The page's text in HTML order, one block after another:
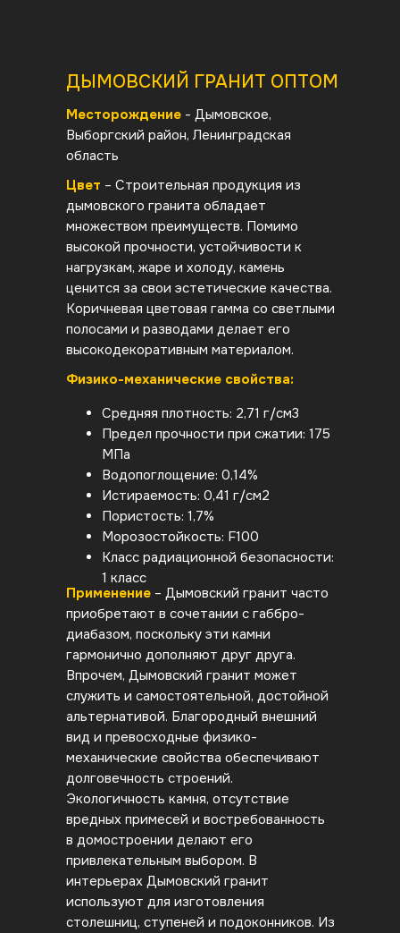
ДЫМОВСКИЙ ГРАНИТ ОПТОМ
Цвет – Строительная продукция из
дымовского гранита обладает
множеством преимуществ. Помимо
высокой прочности, устойчивости к
нагрузкам, жаре и холоду, камень
ценится за свои эстетические качества.
Коричневая цветовая гамма со светлыми
полосами и разводами делает его
высокодекоративным материалом.
Физико-механические свойства:
Средняя плотность: 2,71 г/см3
Предел прочности при сжатии: 175
МПа
Водопоглощение: 0,14%
Истираемость: 0,41 г/см2
Пористость: 1,7%
Морозостойкость: F100
Класс радиационной безопасности:
1 класс
Месторождение - Дымовское,
Выборгский район, Ленинградская
область
Применение – Дымовский гранит часто
приобретают в сочетании с габбро-
диабазом, поскольку эти камни
гармонично дополняют друг друга.
Впрочем, Дымовский гранит может
служить и самостоятельной, достойной
альтернативой. Благородный внешний
вид и превосходные физико-
механические свойства обеспечивают
долговечность строений.
Экологичность камня, отсутствие
вредных примесей и востребованность
в домостроении делают его
привлекательным выбором. В
интерьерах Дымовский гранит
используют для изготовления
столешниц, ступеней и подоконников. Из